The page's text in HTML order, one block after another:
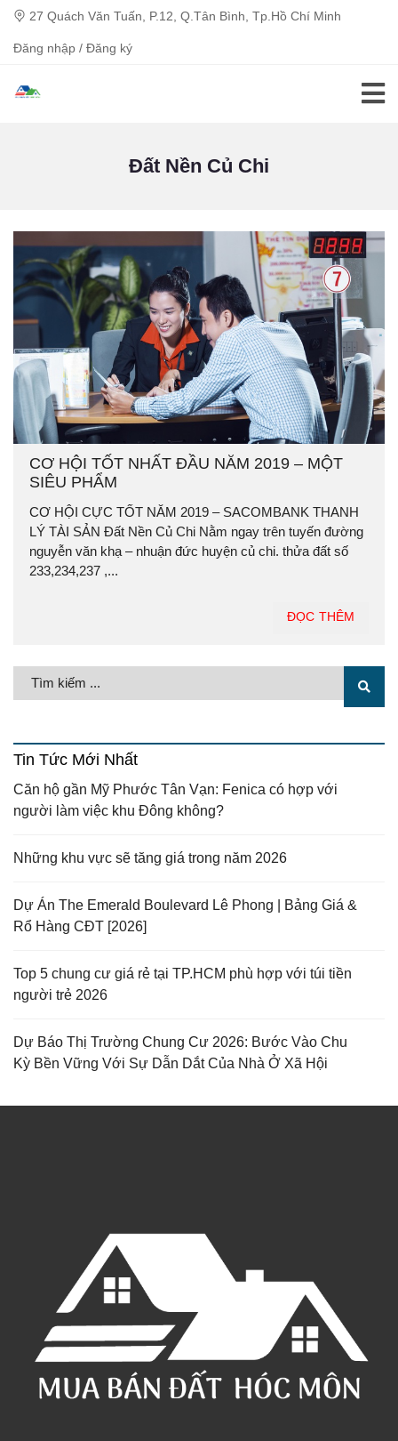
27 Quách Văn Tuấn, P.12, Q.Tân Bình, Tp.Hồ Chí Minh
Đăng nhập / Đăng ký
Đất Nền Củ Chi
CƠ HỘI TỐT NHẤT ĐẦU NĂM 2019 – MỘT
SIÊU PHẨM
CƠ HỘI CỰC TỐT NĂM 2019 – SACOMBANK THANH
LÝ TÀI SẢN Đất Nền Củ Chi Nằm ngay trên tuyến đường
nguyễn văn khạ – nhuận đức huyện củ chi. thửa đất số
233,234,237 ,...
ĐỌC THÊM
Tin Tức Mới Nhất
Căn hộ gần Mỹ Phước Tân Vạn: Fenica có hợp với
người làm việc khu Đông không?
Những khu vực sẽ tăng giá trong năm 2026
Dự Án The Emerald Boulevard Lê Phong | Bảng Giá &
Rổ Hàng CĐT [2026]
Top 5 chung cư giá rẻ tại TP.HCM phù hợp với túi tiền
người trẻ 2026
Dự Báo Thị Trường Chung Cư 2026: Bước Vào Chu
Kỳ Bền Vững Với Sự Dẫn Dắt Của Nhà Ở Xã Hội